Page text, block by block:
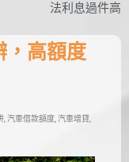
法利息過件高
，高額度
, 汽車借款額度, 汽車增貸,